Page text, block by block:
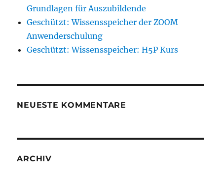
Grundlagen für Auszubildende
Geschützt: Wissensspeicher der ZOOM
Anwenderschulung
Geschützt: Wissensspeicher: H5P Kurs
NEUESTE KOMMENTARE
ARCHIV